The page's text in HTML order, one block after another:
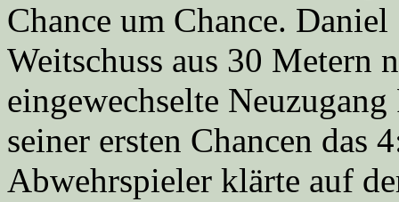
Chance um Chance.
Weitschuss aus 30 Metern
eingewechselte
seiner ersten Chancen das
Abwehrspieler klärte auf